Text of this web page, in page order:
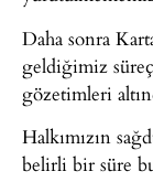
Daha sonra
geldiğimiz
gözetimleri
Halkımızın
belirli bir süre